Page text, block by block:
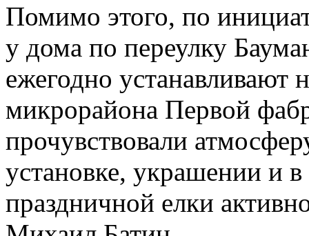
Помимо этого, по
у дома по переулку
ежегодно устанавливают
микрорайона Первой
прочувствовали
установке, украшении и в
праздничной елки